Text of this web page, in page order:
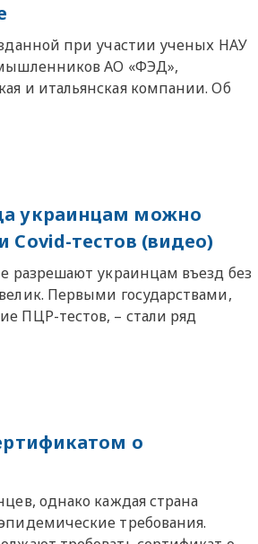
при участии ученых НАУ
АО «ФЭД»,
и итальянская компании. Об
украинцам можно
Covid-тестов (видео)
разрешают украинцам въезд без
Первыми государствами,
ПЦР-тестов, – стали ряд
о
однако каждая страна
требования.